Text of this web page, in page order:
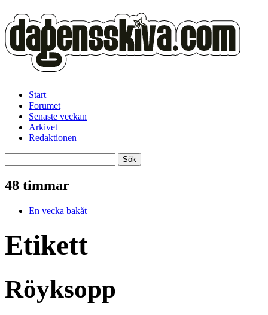
Start
Forumet
Senaste veckan
Arkivet
Redaktionen
48 timmar
En vecka bakåt
Etikett
Röyksopp